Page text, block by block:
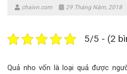
chaivn.com 29 Tháng Năm, 2018
5/5 - (2
Quả nho vốn là loại quả được